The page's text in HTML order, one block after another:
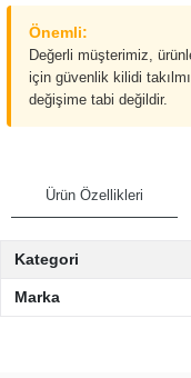
Önemli:
Değerli müşterimiz,
için güvenlik kilidi
değişime tabi değildir.
Ürün Özellikleri
Kategori
Marka